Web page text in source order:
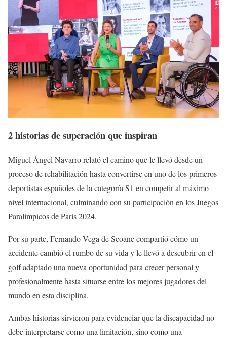
2 historias de superación que inspiran
Miguel Ángel Navarro relató el camino que le llevó desde un
proceso de rehabilitación hasta convertirse en uno de los primeros
deportistas españoles de la categoría S1 en competir al máximo
nivel internacional, culminando con su participación en los Juegos
Paralímpicos de París 2024.
Por su parte, Fernando Vega de Seoane compartió cómo un
accidente cambió el rumbo de su vida y le llevó a descubrir en el
golf adaptado una nueva oportunidad para crecer personal y
profesionalmente hasta situarse entre los mejores jugadores del
mundo en esta disciplina.
Ambas historias sirvieron para evidenciar que la discapacidad no
debe interpretarse como una limitación, sino como una